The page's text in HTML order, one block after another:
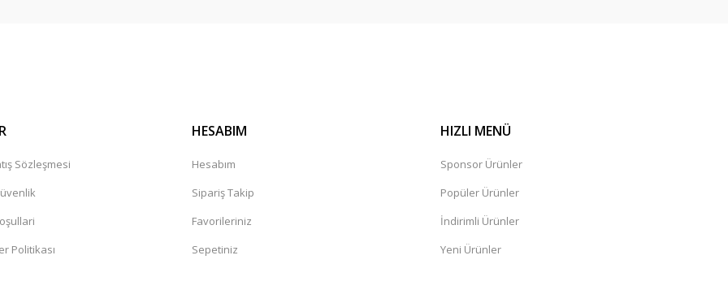
Sözleşmesi
Politikası
HESABIM
Hesabım
Sipariş Takip
Favorileriniz
Sepetiniz
HIZLI MENÜ
Sponsor Ürünler
Popüler Ürünler
İndirimli Ürünler
Yeni Ürünler